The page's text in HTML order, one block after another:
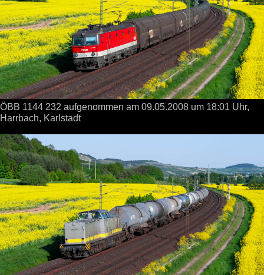
ÖBB 1144 232 aufgenommen am 09.05.2008 um 18:01 Uhr,
Harrbach, Karlstadt